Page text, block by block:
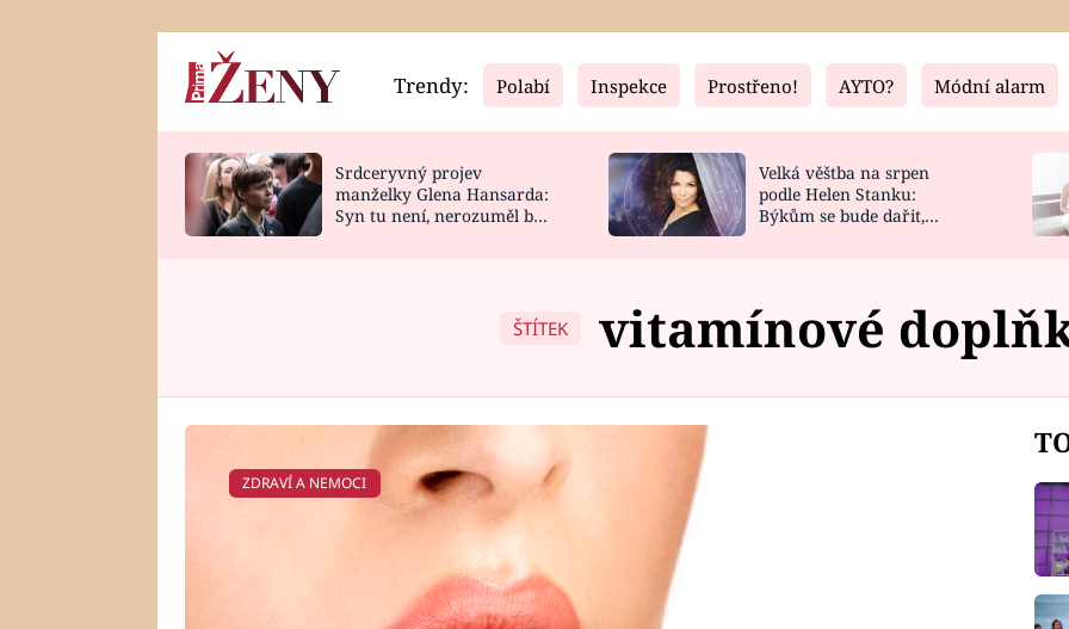
Horoskopy
HOROSKOP NA
Video
CELEBRITY
VAŘENÍ
Fresh
NOVINKY
VIDEORECEPTY
Living
DESIGN
Trendy: Polabí Inspekce Prostřeno! AYTO? Módní alarm
Srdceryvný projev
manželky Glena Hansarda:
Syn tu není, nerozuměl by
Velká věštba na srpen
podle Helen Stanku:
Býkům se bude dařit,
ŠTÍTEK vitamínové
ZDRAVÍ A NEMOCI